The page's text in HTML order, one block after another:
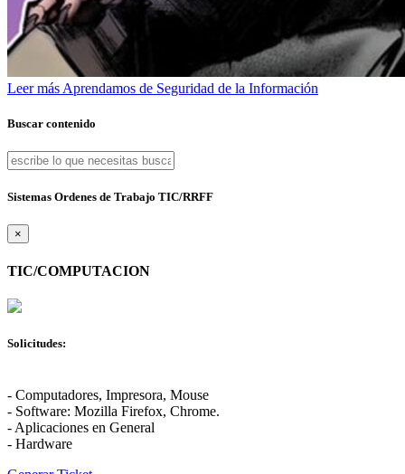
Leer más Aprendamos de Seguridad de la Información
Buscar contenido
Sistemas Ordenes de Trabajo TIC/RRFF
×
TIC/COMPUTACION
Solicitudes:
- Computadores, Impresora, Mouse
- Software: Mozilla Firefox, Chrome.
- Aplicaciones en General
- Hardware